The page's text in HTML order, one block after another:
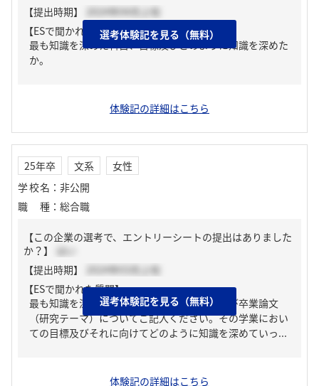
【提出時期】
2024年04月上旬
【ESで聞かれた質問】
最も知識を深めた科目、目標及びどのように知識を深めた
か。
体験記の詳細はこちら
選考体験記を見る（無料）
25年卒 文系
女性
学校名 ： 非公開
職種 ： 総合職
【この企業の選考で、エントリーシートの提出はありました
か？】
はい
【提出時期】
2024年03月上旬
【ESで聞かれた質問】
最も知識を深めた学業における科目、ゼミ及び卒業論文
（研究テーマ）についてご記入ください。その学業におい
ての目標及びそれに向けてどのように知識を深めていっ...
体験記の詳細はこちら
選考体験記を見る（無料）